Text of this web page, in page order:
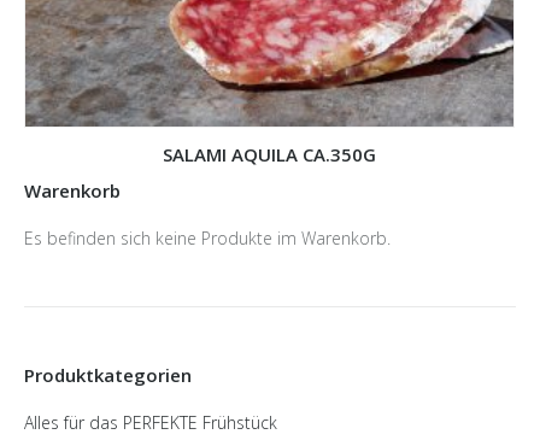
SALAMI AQUILA CA.350G
Warenkorb
Es befinden sich keine Produkte im Warenkorb.
Produktkategorien
Alles für das PERFEKTE Frühstück